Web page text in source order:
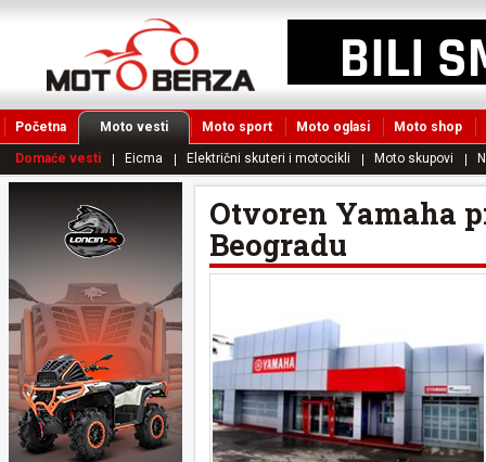
Početna Moto vesti Moto sport Moto oglasi Moto shop
Domaće vesti Eicma Električni skuteri i motocikli Moto skupovi
Otvoren Yamaha
Beogradu